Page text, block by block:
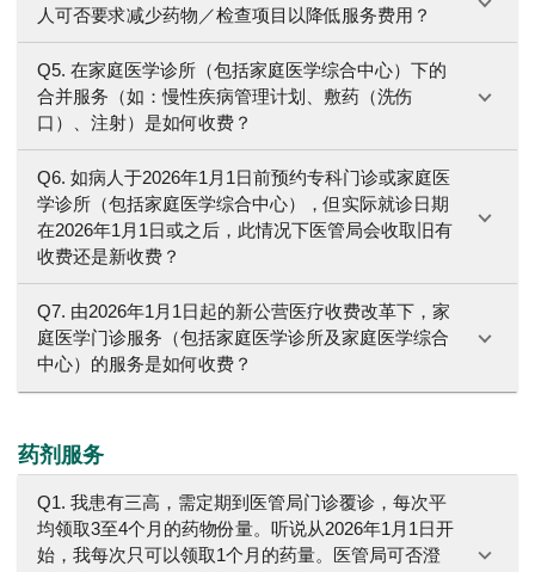
人可否要求减少药物／检查项目以降低服务费用？
Q5. 在家庭医学诊所（包括家庭医学综合中心）下的
合并服务（如：慢性疾病管理计划、敷药（洗伤
口）、注射）是如何收费？
Q6. 如病人于2026年1月1日前预约专科门诊或家庭医
学诊所（包括家庭医学综合中心），但实际就诊日期
在2026年1月1日或之后，此情况下医管局会收取旧有
收费还是新收费？
Q7. 由2026年1月1日起的新公营医疗收费改革下，家
庭医学门诊服务（包括家庭医学诊所及家庭医学综合
中心）的服务是如何收费？
药剂服务
Q1. 我患有三高，需定期到医管局门诊覆诊，每次平
均领取3至4个月的药物份量。听说从2026年1月1日开
始，我每次只可以领取1个月的药量。医管局可否澄